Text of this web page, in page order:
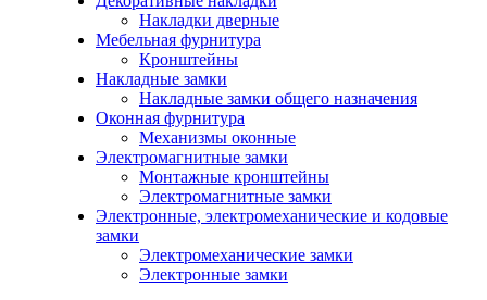
Накладки дверные
Мебельная фурнитура
Кронштейны
Накладные замки
Накладные замки общего назначения
Оконная фурнитура
Механизмы оконные
Электромагнитные замки
Монтажные кронштейны
Электромагнитные замки
Электронные, электромеханические и кодовые
замки
Электромеханические замки
Электронные замки